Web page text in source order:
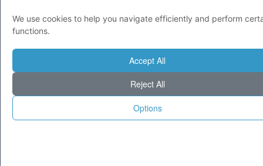
We use cookies to help you navigate efficiently and perform
functions.
Accept All
Reject All
Options